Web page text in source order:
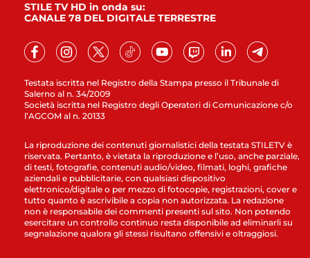
Testata iscritta nel Registro della Stampa presso il Tribunale di
Salerno al n. 34/2009
Società iscritta nel Registro degli Operatori di Comunicazione c/o
l’AGCOM al n. 20133
STILE TV HD in onda su:
CANALE 78 DEL DIGITALE TERRESTRE
La riproduzione dei contenuti giornalistici della testata STILETV è
riservata. Pertanto, è vietata la riproduzione e l’uso, anche parziale,
di testi, fotografie, contenuti audio/video, filmati, loghi, grafiche
aziendali e pubblicitarie, con qualsiasi dispositivo
elettronico/digitale o per mezzo di fotocopie, registrazioni, cover e
tutto quanto è ascrivibile a copia non autorizzata. La redazione
non è responsabile dei commenti presenti sul sito. Non potendo
esercitare un controllo continuo resta disponibile ad eliminarli su
segnalazione qualora gli stessi risultano offensivi e oltraggiosi.